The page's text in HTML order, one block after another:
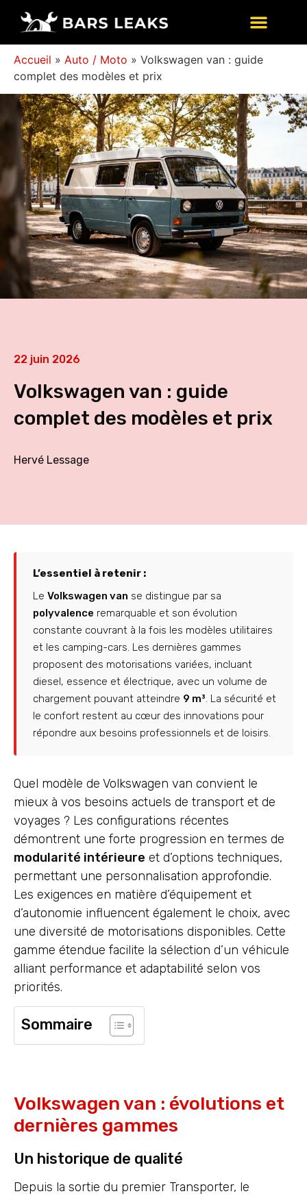
Accueil » Auto / Moto » Volkswagen van : guide
complet des modèles et prix
22 juin 2026
Volkswagen van : guide
complet des modèles et prix
Hervé Lessage
L’essentiel à retenir :
Le Volkswagen van se distingue par sa
polyvalence remarquable et son évolution
constante couvrant à la fois les modèles utilitaires
et les camping-cars. Les dernières gammes
proposent des motorisations variées, incluant
diesel, essence et électrique, avec un volume de
chargement pouvant atteindre 9 m³. La sécurité et
le confort restent au cœur des innovations pour
répondre aux besoins professionnels et de loisirs.
Quel modèle de Volkswagen van convient le
mieux à vos besoins actuels de transport et de
voyages ? Les configurations récentes
démontrent une forte progression en termes de
modularité intérieure et d’options techniques,
permettant une personnalisation approfondie.
Les exigences en matière d’équipement et
d’autonomie influencent également le choix, avec
une diversité de motorisations disponibles. Cette
gamme étendue facilite la sélection d’un véhicule
alliant performance et adaptabilité selon vos
priorités.
Sommaire
Volkswagen van : évolutions et
dernières gammes
Un historique de qualité
Depuis la sortie du premier Transporter, le